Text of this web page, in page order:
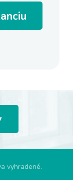
vyhradené.